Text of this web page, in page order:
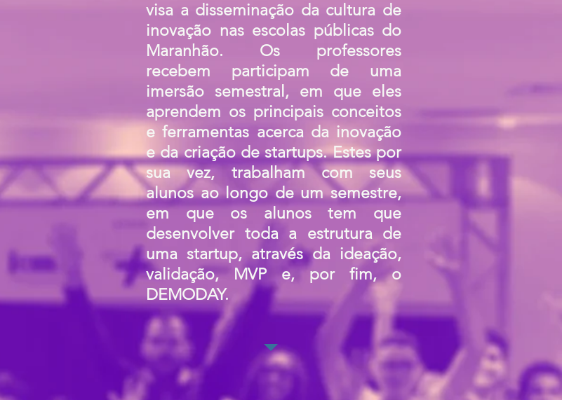
visa a disseminação da cultura de
inovação nas escolas públicas do
Maranhão. Os professores
recebem participam de uma
imersão semestral, em que eles
aprendem os principais conceitos
e ferramentas acerca da inovação
e da criação de startups. Estes por
sua vez, trabalham com seus
alunos ao longo de um semestre,
em que os alunos tem que
desenvolver toda a estrutura de
uma startup, através da ideação,
validação, MVP e, por fim, o
DEMODAY.